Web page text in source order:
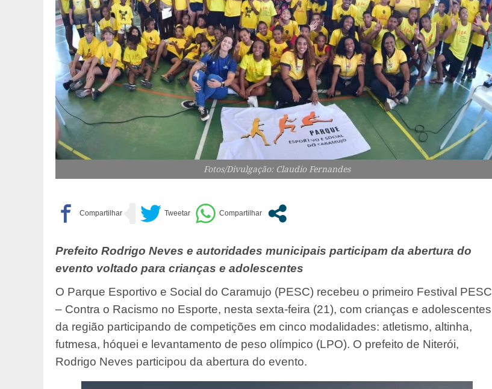
Fotos/Divulgação: Claudio Fernandes
Prefeito Rodrigo Neves e autoridades municipais participam da abertura do
evento voltado para crianças e adolescentes
O Parque Esportivo e Social do Caramujo (PESC) recebeu o primeiro Festival PESC
– Contra o Racismo no Esporte, nesta sexta-feira (21), com crianças e adolescentes
da região participando de competições em cinco modalidades: atletismo, altinha,
futmesa, hóquei e levantamento de peso olímpico (LPO). O prefeito de Niterói,
Rodrigo Neves participou da abertura do evento.